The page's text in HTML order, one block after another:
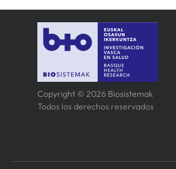
Copyright © 2026 Biosistemak
Todos los derechos reservados